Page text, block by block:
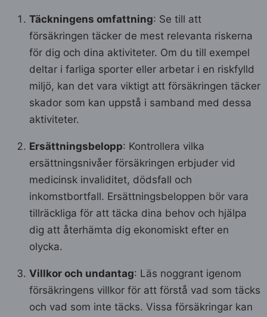
Täckningens omfattning: Se till att
försäkringen täcker de mest relevanta riskerna
för dig och dina aktiviteter. Om du till exempel
deltar i farliga sporter eller arbetar i en riskfylld
miljö, kan det vara viktigt att försäkringen täcker
skador som kan uppstå i samband med dessa
aktiviteter.
Ersättningsbelopp: Kontrollera vilka
ersättningsnivåer försäkringen erbjuder vid
medicinsk invaliditet, dödsfall och
inkomstbortfall. Ersättningsbeloppen bör vara
tillräckliga för att täcka dina behov och hjälpa
dig att återhämta dig ekonomiskt efter en
olycka.
Villkor och undantag: Läs noggrant igenom
försäkringens villkor för att förstå vad som täcks
och vad som inte täcks. Vissa försäkringar kan